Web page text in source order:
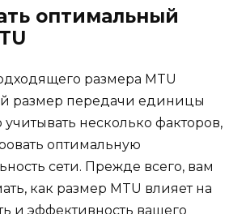
оптимальный
размера MTU
размер передачи единицы
несколько факторов,
оптимальную
сети. Прежде всего, вам
как размер MTU влияет на
и эффективность вашего